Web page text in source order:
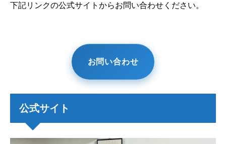
下記リンクの公式サイトからお問い合わせください。
お問い合わせ
公式サイト